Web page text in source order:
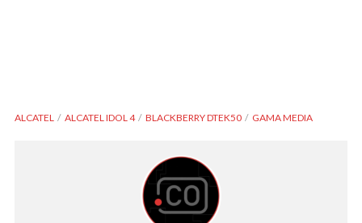
ALCATEL ALCATEL IDOL 4 BLACKBERRY DTEK50 GAMA MEDIA